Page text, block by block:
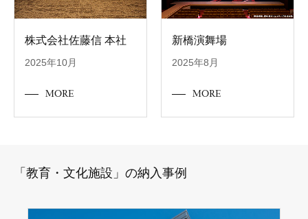
株式会社佐藤信 本社
2025年10月
MORE
新橋演舞場
2025年8月
MORE
「教育・文化施設」の納入事例